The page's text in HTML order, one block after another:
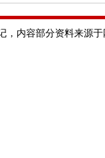
，内容部分资料来源